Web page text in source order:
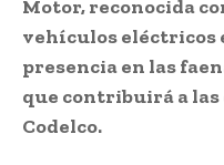
Motor, reconocida
vehículos eléctricos
presencia en las
que contribuirá a las
Codelco.